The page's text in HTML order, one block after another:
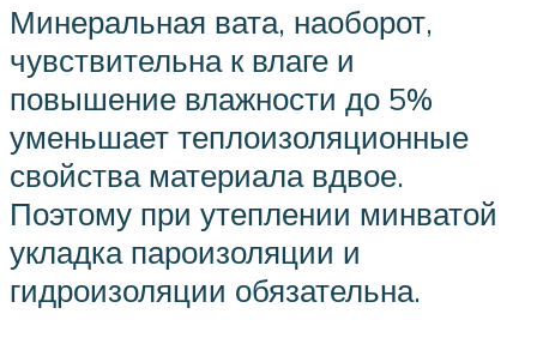
Минеральная вата, наоборот,
чувствительна к влаге и
повышение влажности до 5%
уменьшает теплоизоляционные
свойства материала вдвое.
Поэтому при утеплении минватой
укладка пароизоляции и
гидроизоляции обязательна.